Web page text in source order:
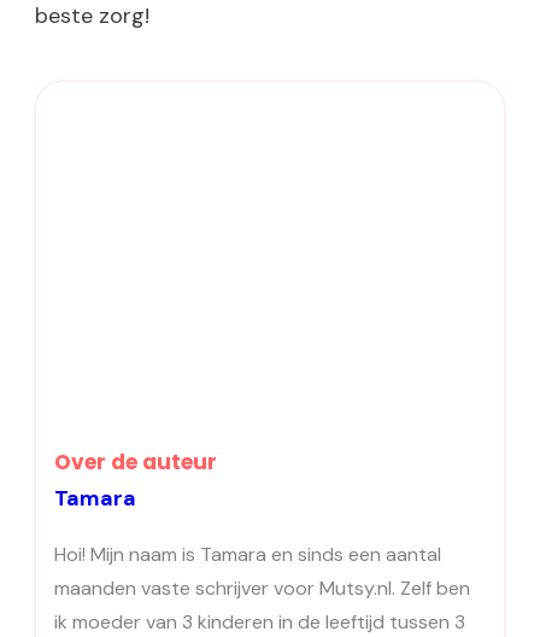
beste zorg!
Over de auteur
Tamara
Hoi! Mijn naam is Tamara en sinds een aantal
maanden vaste schrijver voor Mutsy.nl. Zelf ben
ik moeder van 3 kinderen in de leeftijd tussen 3